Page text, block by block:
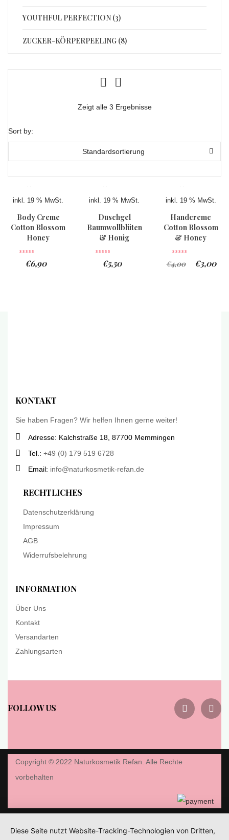
YOUTHFUL PERFECTION (3)
ZUCKER-KÖRPERPEELING (8)
Zeigt alle 3 Ergebnisse
Sort by:
Standardsortierung
inkl. 19 % MwSt.
Body Creme
Cotton Blossom
Honey
€6,90
inkl. 19 % MwSt.
Duschgel
Baumwollblüten
& Honig
€5,50
Sale
inkl. 19 % MwSt.
Handcreme
Cotton Blossom
& Honey
€4,00 €3,00
KONTAKT
Sie haben Fragen? Wir helfen Ihnen gerne weiter!
Adresse: Kalchstraße 18, 87700 Memmingen
Tel.: +49 (0) 179 519 6728
Email: info@naturkosmetik-refan.de
RECHTLICHES
Datenschutzerklärung
Impressum
AGB
Widerrufsbelehrung
INFORMATION
Über Uns
Kontakt
Versandarten
Zahlungsarten
FOLLOW US
Copyright © 2022 Naturkosmetik Refan. Alle Rechte
vorbehalten
Diese Seite nutzt Website-Tracking-Technologien von Dritten,